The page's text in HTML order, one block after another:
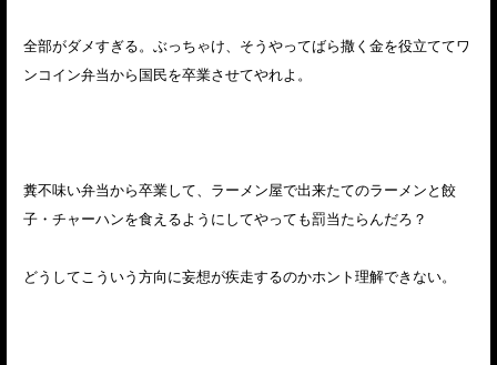
全部がダメすぎる。ぶっちゃけ、そうやってばら撒く金を役立ててワ
ンコイン弁当から国民を卒業させてやれよ。
糞不味い弁当から卒業して、ラーメン屋で出来たてのラーメンと餃
子・チャーハンを食えるようにしてやっても罰当たらんだろ？
どうしてこういう方向に妄想が疾走するのかホント理解できない。